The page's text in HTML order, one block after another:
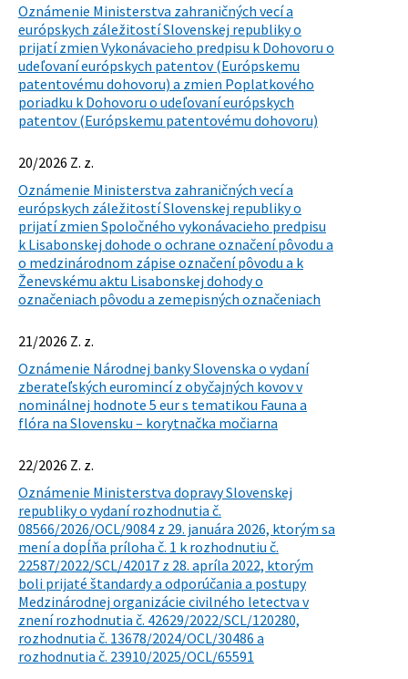
Oznámenie Ministerstva zahraničných vecí a
európskych záležitostí Slovenskej republiky o
prijatí zmien Vykonávacieho predpisu k Dohovoru o
udeľovaní európskych patentov (Európskemu
patentovému dohovoru) a zmien Poplatkového
poriadku k Dohovoru o udeľovaní európskych
patentov (Európskemu patentovému dohovoru)
20/2026 Z. z.
Oznámenie Ministerstva zahraničných vecí a
európskych záležitostí Slovenskej republiky o
prijatí zmien Spoločného vykonávacieho predpisu
k Lisabonskej dohode o ochrane označení pôvodu a
o medzinárodnom zápise označení pôvodu a k
Ženevskému aktu Lisabonskej dohody o
označeniach pôvodu a zemepisných označeniach
21/2026 Z. z.
Oznámenie Národnej banky Slovenska o vydaní
zberateľských euromincí z obyčajných kovov v
nominálnej hodnote 5 eur s tematikou Fauna a
flóra na Slovensku – korytnačka močiarna
22/2026 Z. z.
Oznámenie Ministerstva dopravy Slovenskej
republiky o vydaní rozhodnutia č.
08566/2026/OCL/9084 z 29. januára 2026, ktorým sa
mení a dopĺňa príloha č. 1 k rozhodnutiu č.
22587/2022/SCL/42017 z 28. apríla 2022, ktorým
boli prijaté štandardy a odporúčania a postupy
Medzinárodnej organizácie civilného letectva v
znení rozhodnutia č. 42629/2022/SCL/120280,
rozhodnutia č. 13678/2024/OCL/30486 a
rozhodnutia č. 23910/2025/OCL/65591